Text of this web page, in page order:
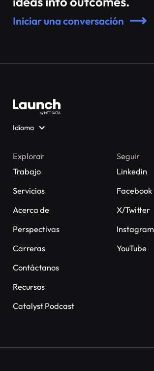
Iniciar una conversación
Idioma
Explorar
Trabajo
Servicios
Acerca de
Perspectivas
Carreras
Contáctanos
Recursos
Catalyst Podcast
Seguir
Linkedin
Facebook
X/Twitter
Instagram
YouTube